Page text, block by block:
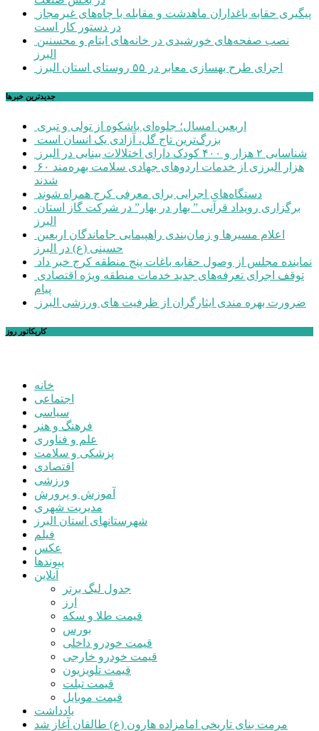
در دستور کار است
البرز
اجرای طرح بهسازی معابر در ۵۵ روستای استان البرز
جديدترين خبرها
اربعین امسال؛ جلوه‌ای باشکوه از تولی و تبری
بزرگ‌ترین تاج گل، آزادی یک انسان است
شناسایی ۲ هزار و ۴۰۰ کودک دارای اختلالات بینایی در البرز
۶۰ هزار البرزی از خدمات اردوهای جهادی سلامت بهره‌مند
شدند
دستگاه‌های اجرایی برای معرفی کرج همراه شوند
البرز
حسینی (ع) در البرز
نماینده مجلس از وصول حقابه باغات پنج منطقه کرج خبر داد
پیام
ضرورت بهره مندی ایثارگران از ظرفیت های ورزشی البرز
کاریکاتور روز
خانه
اجتماعی
سیاسی
فرهنگ و هنر
علم و فناوری
پزشکی و سلامت
اقتصادی
ورزشی
آموزش و پرورش
مدیریت شهری
شهرستانهای استان البرز
فیلم
عکس
پیوندها
آنلاین
جدول لیگ برتر
ارز
قیمت طلا و سکه
بورس
قیمت خودرو داخلی
قیمت خودرو خارجی
قیمت تلویزیون
قیمت تبلت
قیمت موبایل
یادداشت
مرمت بنای تاریخی امامزاده هارون (ع) طالقان آغاز شد